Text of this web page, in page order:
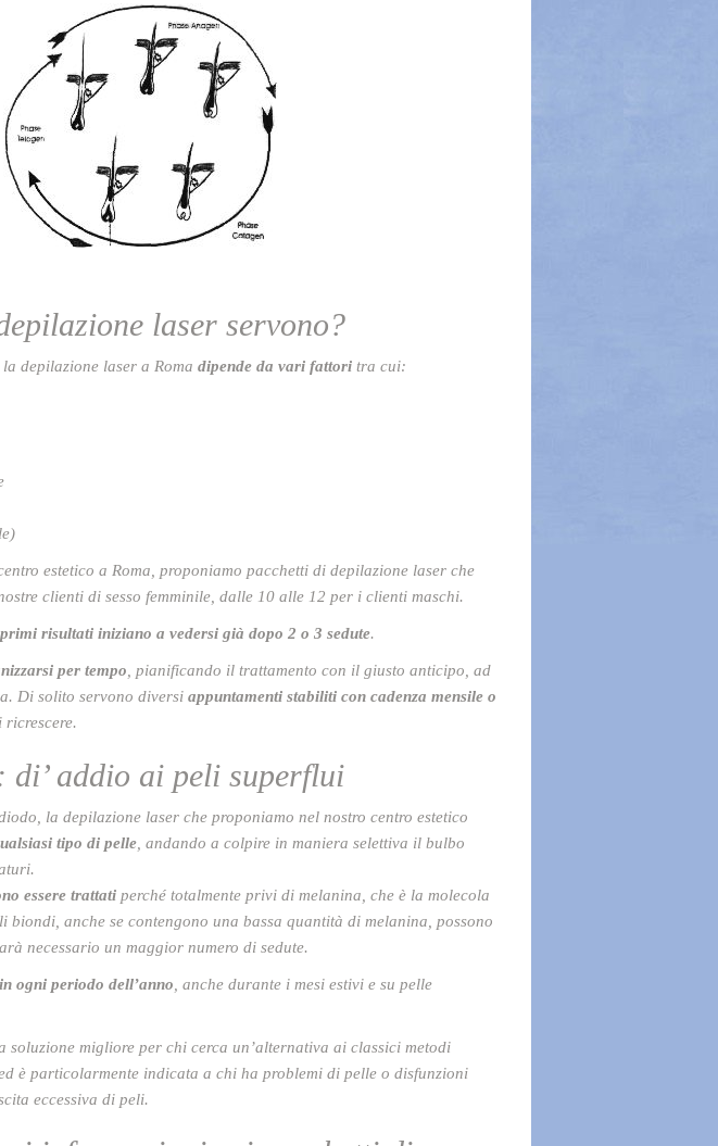
laser servono?
depilazione laser a Roma dipende da vari fattori tra cui:
estetico a Roma, proponiamo pacchetti di depilazione laser che
clienti di sesso femminile, dalle 10 alle 12 per i clienti maschi.
risultati iniziano a vedersi già dopo 2 o 3 sedute.
per tempo , pianificando il trattamento con il giusto anticipo, ad
Di solito servono diversi appuntamenti stabiliti con cadenza mensile o
ricrescere.
di’ addio ai peli superflui
la depilazione laser che proponiamo nel nostro centro estetico
tipo di pelle , andando a colpire in maniera selettiva il bulbo
essere trattati perché totalmente privi di melanina, che è la molecola
anche se contengono una bassa quantità di melanina, possono
necessario un maggior numero di sedute.
in ogni periodo dell’anno , anche durante i mesi estivi e su pelle
soluzione migliore per chi cerca un’alternativa ai classici metodi
è particolarmente indicata a chi ha problemi di pelle o disfunzioni
eccessiva di peli.